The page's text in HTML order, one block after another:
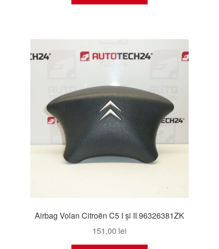
Airbag Volan Citroën C5 I și II 96326381ZK
151,00 lei